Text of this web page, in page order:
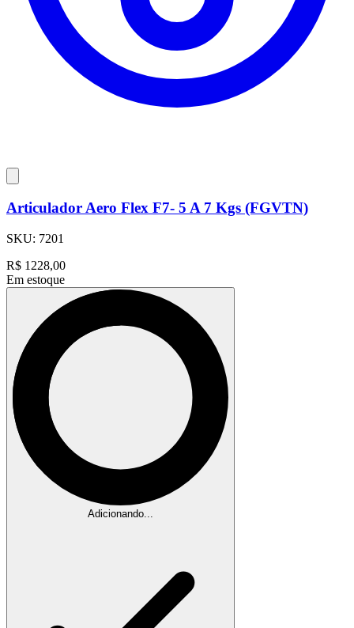
Articulador Aero Flex F7- 5 A 7 Kgs (FGVTN)
SKU: 7201
R$ 1228,00
Em estoque
Adicionando...